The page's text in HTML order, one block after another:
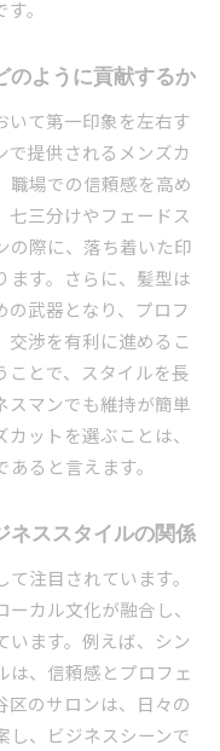
タイルを取り入れる
ーンに与える影響
スタイリング方法
ジネスカジュアルス
び方とその利点
ト髪質に合わせた
の選び方
ングテクニック
係性を解説
ドカットのメリッ
れる自分らしいビ
ズカットの選び方
。
のように貢献するか
いて第一印象を左右す
提供されるメンズカ
職場での信頼感を高め
三分けやフェードス
の際に、落ち着いた印
ます。さらに、髪型は
の武器となり、プロフ
交渉を有利に進めるこ
ことで、スタイルを長
スマンでも維持が簡単
ットを選ぶことは、
ると言えます。
ネススタイルの関係
注目されています。
カル文化が融合し、
います。例えば、シン
は、信頼感とプロフェ
区のサロンは、日々の
し、ビジネスシーンで